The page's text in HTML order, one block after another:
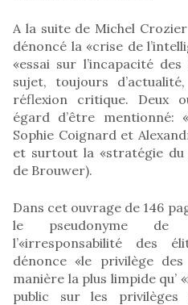
A la suite de Michel
dénoncé la «crise de
«essai sur l’incapacité
sujet, toujours
réflexion critique. Deux
égard d’être mentionné:
Sophie Coignard et
et surtout la «stratégie du
de Brouwer).
Dans cet ouvrage de 146
le pseudonyme de
l’«irresponsabilité des
dénonce «le privilège
manière la plus limpide qu’
public sur les privilèges